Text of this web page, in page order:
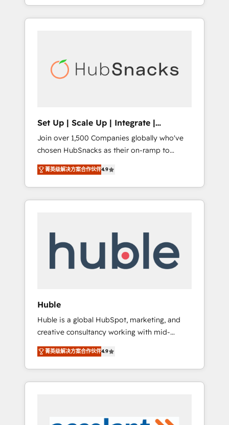
Agency of the Year 🏆2015 Became the 5th
Agency to reach Diamond 🏆2014 HubSpot
Became a HubSpot Partner 📆Founded in
lead generation and digital marketing; we do
it all (and with great results)! In short, our
modules, integrations - Marketing & sales
solutions: digital marketing, advertising,
people, exciting ideas and can-do mentality,
we ensure revenue growth on a daily basis.
So tell us your challenge; our passionate and
growth driven team of 100+ experts is ready
for you! Driving digital growth |
www.brightdigital.com
Set Up | Scale Up | Integrate |
HubSnacks FlexPlan
Join over 1,500 Companies globally who've
chosen HubSnacks as their on-ramp to
HubSpot since 2014 Simple pay-as-you-go
plans that accelerate value... 1️⃣ Set Up |
Onboarding New or Check-fixing existing
HubSpot portals 2️⃣ Scale Up | 100% HubSpot
API Integration project... ⬅️ Click "Contact
Business" ⬅️ to access 150+ Kickstart
Paypal 💰 Sage or Netsuite 🤖 Google or
Microsoft ✍️ DocuSign or PandaDoc 🌐
Avalara or Quaderno HubSnacks holds the
rare Advanced "Custom Integrations"
Accreditation, securely sync data across... 🔄
any apps, in any direction. Stuck on your old
CRM..? Migrate | seamlessly off your old CRM
our in-house "HubScrub" Tool.
菁英级解决方案合作伙伴4.9
Huble
Huble is a global HubSpot, marketing, and
creative consultancy working with mid-
market and enterprise businesses. We go
beyond implementation, shaping the
strategy, processes, and teams that turn
HubSpot into a genuine growth engine.
5 partners worldwide, and with over 15 years
菁英级解决方案合作伙伴4.9